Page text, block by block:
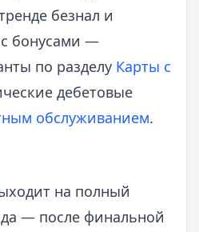
безнал и
бонусами —
по разделу Карты с
дебетовые
обслуживанием.
на полный
— после финальной